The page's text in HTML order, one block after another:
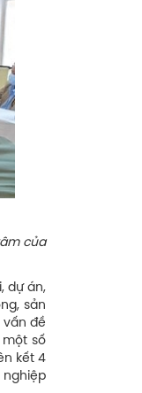
của
dự án,
sản
vấn đề
một số
kết 4